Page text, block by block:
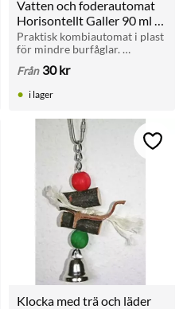
Vatten och foderautomat
Horisontellt Galler 90 ml –
Flera Färger
Praktisk kombiautomat i plast
för mindre burfåglar.
anpassade för stabilt montage
Från 30kr
i lager
till i favoriter
Klocka med trä och läder
Lägg